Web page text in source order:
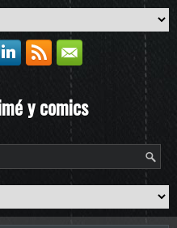
y comics